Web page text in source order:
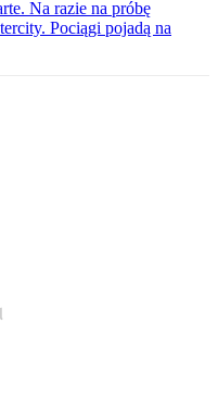
Na razie na próbę
Pociągi pojadą na